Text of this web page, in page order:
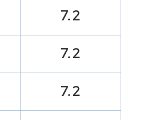
7.2
7.2
7.2